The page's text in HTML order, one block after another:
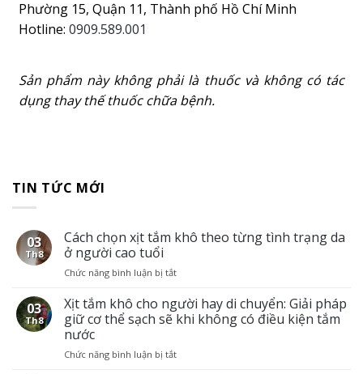
Phường 15, Quận 11, Thành phố Hồ Chí Minh
Hotline:0909.589.001
Sản phẩm này không phải là thuốc và không có tác
dụng thay thế thuốc chữa bệnh.
TIN TỨC MỚI
03
Th8
Cách chọn xịt tắm khô theo từng tình trạng da
ở người cao tuổi
Chức năng bình luận bị tắt
chọn
xịt
tắm
03
Th8
Xịt tắm khô cho người hay di chuyển: Giải pháp
giữ cơ thể sạch sẽ khi không có điều kiện tắm
nước
Chức năng bình luận bị tắt